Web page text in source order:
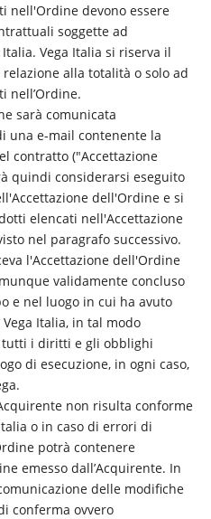
nell'Ordine devono essere
soggette ad
Vega Italia si riserva il
alla totalità o solo ad
nell’Ordine.
sarà comunicata
una e-mail contenente la
contratto ("Accettazione
quindi considerarsi eseguito
dell'Ordine e si
elencati nell'Accettazione
nel paragrafo successivo.
l'Accettazione dell'Ordine
validamente concluso
e nel luogo in cui ha avuto
Italia, in tal modo
i diritti e gli obblighi
di esecuzione, in ogni caso,
non risulta conforme
o in caso di errori di
potrà contenere
emesso dall’Acquirente. In
delle modifiche
conferma ovvero